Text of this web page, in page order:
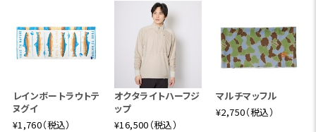
レインボートラウトテ
ヌグイ
¥1,760（税込）
オクタライトハーフジ
ップ
¥16,500（税込）
マルチマッフル
¥2,750（税込）